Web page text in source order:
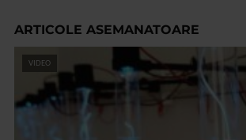
ARTICOLE ASEMANATOARE
VIDEO